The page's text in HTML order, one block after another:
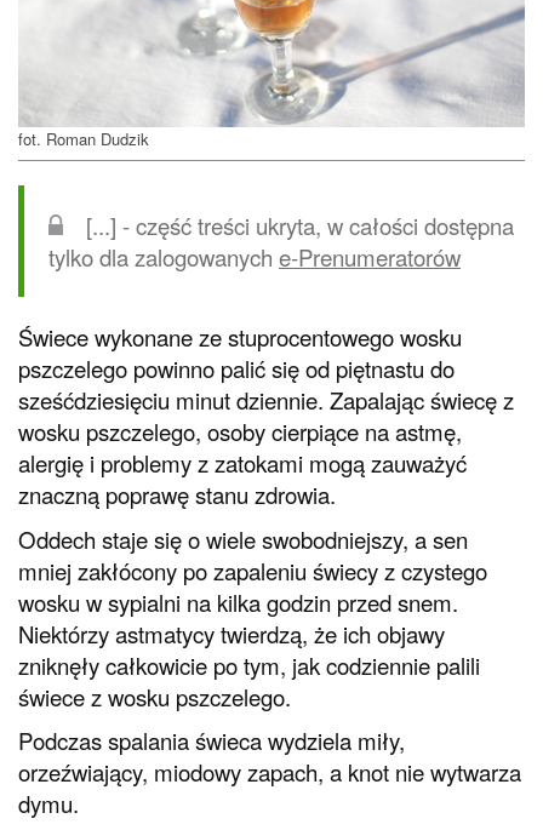
fot. Roman Dudzik
[...] - część treści ukryta, w całości dostępna
tylko dla zalogowanych e-Prenumeratorów
Świece wykonane ze stuprocentowego wosku
pszczelego powinno palić się od piętnastu do
sześćdziesięciu minut dziennie. Zapalając świecę z
wosku pszczelego, osoby cierpiące na astmę,
alergię i problemy z zatokami mogą zauważyć
znaczną poprawę stanu zdrowia.
Oddech staje się o wiele swobodniejszy, a sen
mniej zakłócony po zapaleniu świecy z czystego
wosku w sypialni na kilka godzin przed snem.
Niektórzy astmatycy twierdzą, że ich objawy
zniknęły całkowicie po tym, jak codziennie palili
świece z wosku pszczelego.
Podczas spalania świeca wydziela miły,
orzeźwiający, miodowy zapach, a knot nie wytwarza
dymu.